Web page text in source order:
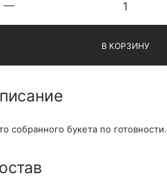
В КОРЗИНУ
собранного букета по готовности.
и
ФЛАВЭЛЬ. Мы не
в безопасности